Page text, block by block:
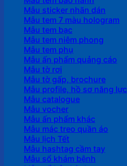
Mẫu sticker nhãn dán
Mẫu tem 7 màu hologram
Mẫu tem bạc
Mẫu tem niêm phong
Mẫu tem phụ
Mẫu ấn phẩm quảng cáo
Mẫu tờ rơi
Mẫu tờ gấp, brochure
Mẫu profile, hồ sơ năng lực
Mẫu catalogue
Mẫu vocher
Mẫu ấn phẩm khác
Mẫu mác treo quần áo
Mẫu lịch Tết
Mẫu hashtag cầm tay
Mẫu sổ khám bệnh